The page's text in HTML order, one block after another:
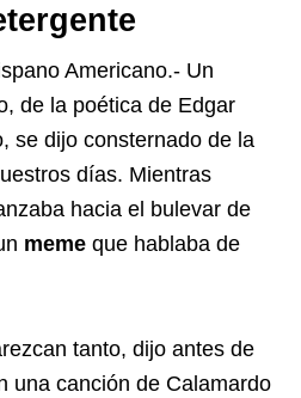
Americano.- Un
de la poética de Edgar
se dijo consternado de la
días. Mientras
hacia el bulevar de
meme que hablaba de
tanto, dijo antes de
una canción de Calamardo